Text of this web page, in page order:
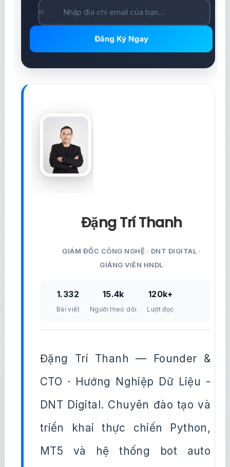
Đăng Ký Ngay
Đặng Trí Thanh
GIÁM ĐỐC CÔNG NGHỆ · DNT DIGITAL ·
GIẢNG VIÊN HNDL
1.332
Bài viết
15.4k
Người theo dõi
120k+
Lượt đọc
Đặng Trí Thanh — Founder &
CTO · Hướng Nghiệp Dữ Liệu -
DNT Digital. Chuyên đào tạo và
triển khai thực chiến Python,
MT5 và hệ thống bot auto